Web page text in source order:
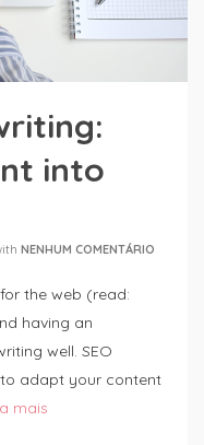
into
NENHUM COMENTÁRIO
the web (read:
having an
well. SEO
adapt your content
mais